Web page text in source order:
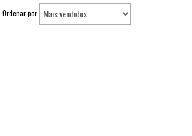
Ordenar por